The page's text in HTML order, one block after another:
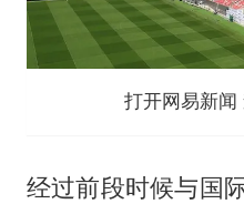
打开网易新闻
经过前段时候与国